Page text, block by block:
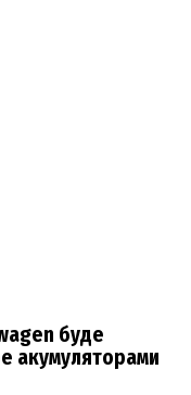
буде
акумуляторами